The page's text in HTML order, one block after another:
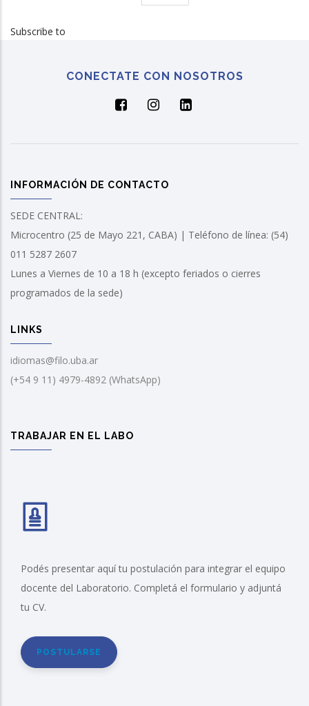
page
Subscribe to
CONECTATE CON NOSOTROS
INFORMACIÓN DE CONTACTO
SEDE CENTRAL:
Microcentro (25 de Mayo 221, CABA) | Teléfono de línea: (54)
011 5287 2607
Lunes a Viernes de 10 a 18 h (excepto feriados o cierres
programados de la sede)
LINKS
idiomas@filo.uba.ar
(+54 9 11) 4979-4892 (WhatsApp)
TRABAJAR EN EL LABO
Podés presentar aquí tu postulación para integrar el equipo
docente del Laboratorio. Completá el formulario y adjuntá
tu CV.
POSTULARSE